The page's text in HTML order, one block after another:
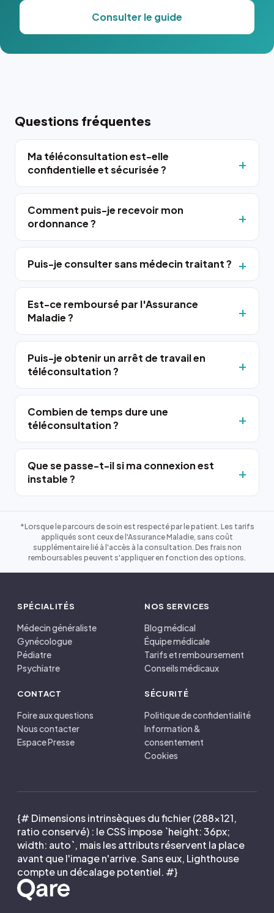
Consulter le guide
Questions fréquentes
Ma téléconsultation est-elle
confidentielle et sécurisée ?
Comment puis-je recevoir mon
ordonnance ?
Puis-je consulter sans médecin traitant ?
Est-ce remboursé par l'Assurance
Maladie ?
Puis-je obtenir un arrêt de travail en
téléconsultation ?
Combien de temps dure une
téléconsultation ?
Que se passe-t-il si ma connexion est
instable ?
*Lorsque le parcours de soin est respecté par le patient. Les tarifs
appliqués sont ceux de l'Assurance Maladie, sans coût
supplémentaire lié à l'accès à la consultation. Des frais non
remboursables peuvent s'appliquer en fonction des options.
SPÉCIALITÉS
Médecin généraliste
Gynécologue
Pédiatre
Psychiatre
NOS SERVICES
Blog médical
Équipe médicale
Tarifs et remboursement
Conseils médicaux
CONTACT
Foire aux questions
Nous contacter
Espace Presse
SÉCURITÉ
Politique de confidentialité
Information &
consentement
Cookies
{# Dimensions intrinsèques du fichier (288×121,
ratio conservé) : le CSS impose `height: 36px;
width: auto`, mais les attributs réservent la place
avant que l'image n'arrive. Sans eux, Lighthouse
compte un décalage potentiel. #}